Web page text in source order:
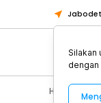
Home
Silakan
dengan